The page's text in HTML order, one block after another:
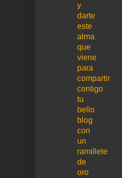
y
darte
este
alma
que
viene
para
compartir
contigo
tu
bello
blog
con
un
ramillete
de
oro